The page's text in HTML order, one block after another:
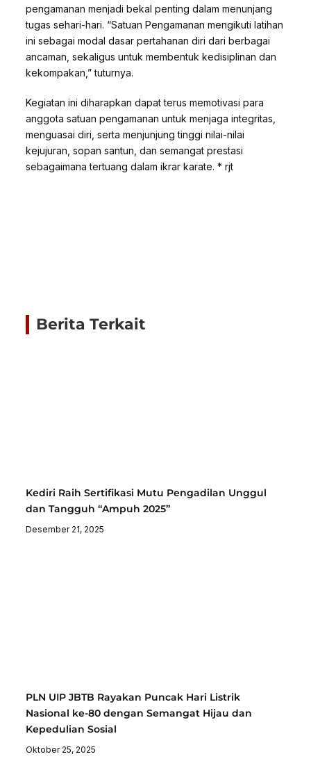
pengamanan menjadi bekal penting dalam menunjang
tugas sehari-hari. “Satuan Pengamanan mengikuti latihan
ini sebagai modal dasar pertahanan diri dari berbagai
ancaman, sekaligus untuk membentuk kedisiplinan dan
kekompakan,” tuturnya.
Kegiatan ini diharapkan dapat terus memotivasi para
anggota satuan pengamanan untuk menjaga integritas,
menguasai diri, serta menjunjung tinggi nilai-nilai
kejujuran, sopan santun, dan semangat prestasi
sebagaimana tertuang dalam ikrar karate. * rjt
Berita Terkait
Kediri Raih Sertifikasi Mutu Pengadilan Unggul
dan Tangguh “Ampuh 2025”
Desember 21, 2025
PLN UIP JBTB Rayakan Puncak Hari Listrik
Nasional ke-80 dengan Semangat Hijau dan
Kepedulian Sosial
Oktober 25, 2025